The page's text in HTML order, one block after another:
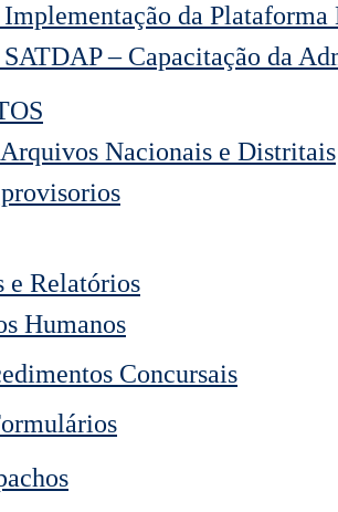
da
– Capacitação da
Nacionais e Distritais
e Relatórios
Humanos
Concursais